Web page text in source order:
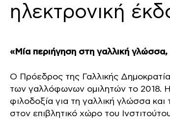
ηλεκτρονική
«Μία περιήγηση στη γαλλική
Ο Πρόεδρος της Γαλλικής
των γαλλόφωνων ομιλητών το 2018.
φιλοδοξία για τη γαλλική γλώσσα
στον επιβλητικό χώρο του